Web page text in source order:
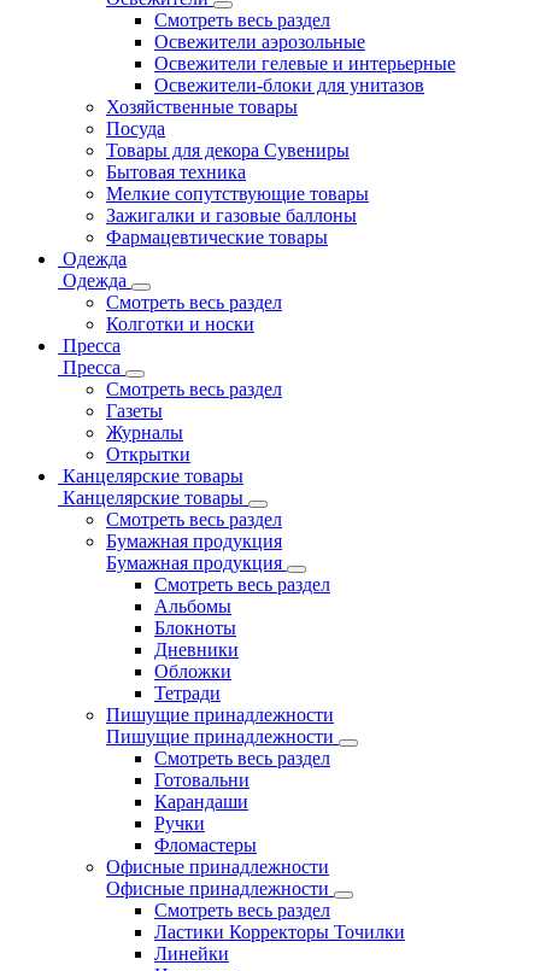
Смотреть весь раздел
Освежители аэрозольные
Освежители гелевые и интерьерные
Освежители-блоки для унитазов
Хозяйственные товары
Посуда
Товары для декора Сувениры
Бытовая техника
Мелкие сопутствующие товары
Зажигалки и газовые баллоны
Фармацевтические товары
Одежда
Одежда
Смотреть весь раздел
Колготки и носки
Пресса
Пресса
Смотреть весь раздел
Газеты
Журналы
Открытки
Канцелярские товары
Канцелярские товары
Смотреть весь раздел
Бумажная продукция
Бумажная продукция
Смотреть весь раздел
Альбомы
Блокноты
Дневники
Обложки
Тетради
Пишущие принадлежности
Пишущие принадлежности
Смотреть весь раздел
Готовальни
Карандаши
Ручки
Фломастеры
Офисные принадлежности
Офисные принадлежности
Смотреть весь раздел
Ластики Корректоры Точилки
Линейки